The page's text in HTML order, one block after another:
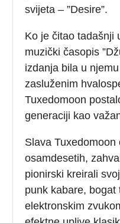
svijeta – ”Desire”.
Ko je čitao tadašnji
muzički časopis
izdanja bila u
zasluženim
Tuxedomoon
generaciji kao
Slava
osamdesetih,
pionirski kreirali
punk kabare, bogat
elektronskim